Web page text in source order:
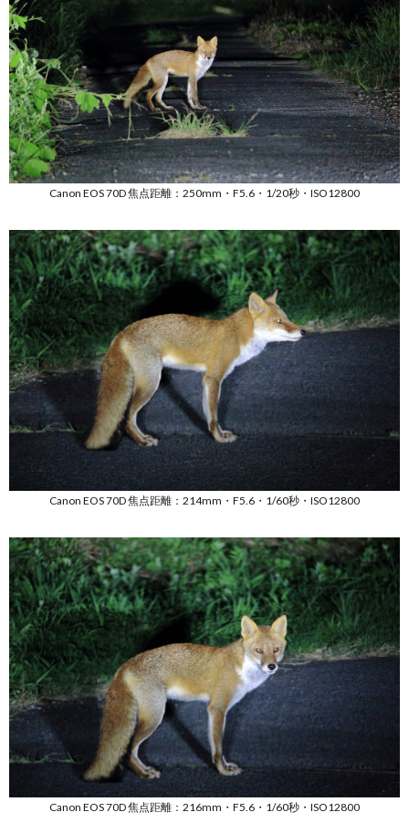
Canon EOS 70D 焦点距離：250mm・F5.6・1/20秒・ISO12800
Canon EOS 70D 焦点距離：214mm・F5.6・1/60秒・ISO12800
Canon EOS 70D 焦点距離：216mm・F5.6・1/60秒・ISO12800